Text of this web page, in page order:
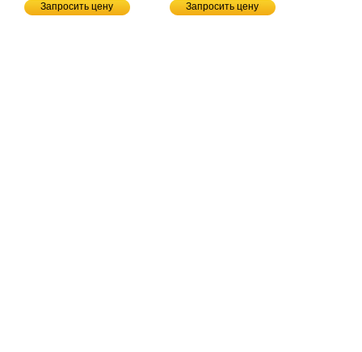
Запросить цену Запросить цену